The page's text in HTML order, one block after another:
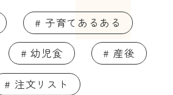
# 子育てあるある
# 幼児食 # 産後
# 注文リスト